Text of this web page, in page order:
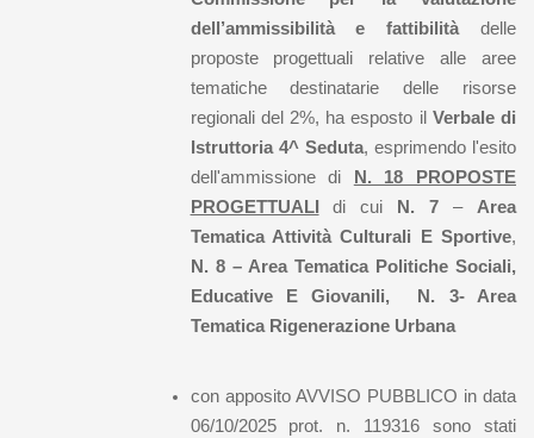
dell’ammissibilità e fattibilità delle
proposte progettuali relative alle aree
tematiche destinatarie delle risorse
regionali del 2%, ha esposto il Verbale di
Istruttoria 4^ Seduta, esprimendo l'esito
dell'ammissione di
N. 18 PROPOSTE
PROGETTUALI
di cui N. 7 – Area
Tematica Attività Culturali E Sportive,
N. 8 – Area Tematica Politiche Sociali,
Educative E Giovanili, N. 3- Area
Tematica Rigenerazione Urbana
con apposito AVVISO PUBBLICO in data
06/10/2025 prot. n. 119316 sono stati